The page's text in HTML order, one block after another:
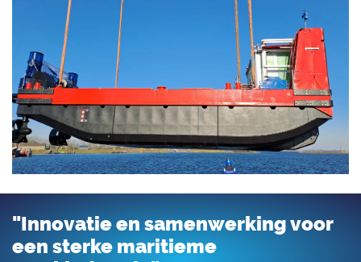
"Innovatie en samenwerking voor
een sterke maritieme